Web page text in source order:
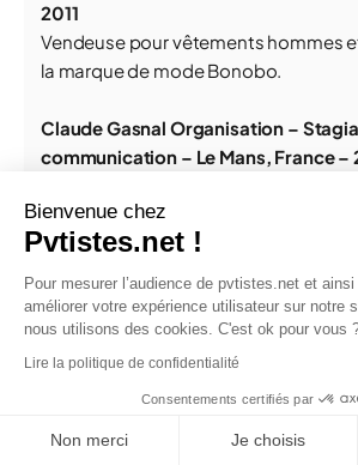
2011
Vendeuse pour vêtements hommes
la marque de mode Bonobo.
Claude Gasnal Organisation –
communication – Le Mans, France –
les 24H du Mans, et les 24H Vélo.
Bouillants #5 – Chargée de
sur Seiche, France – 2013
Evènement d’art numérique : relations
partenariats médias, gestion du plan
budget de communication, création
Bienvenue chez
Pvtistes.net !
Pour mesurer l’audience de pvtistes.net et ainsi
améliorer votre expérience utilisateur sur notre
nous utilisons des cookies. C'est ok pour vous
Lire la politique de confidentialité
Consentements certifiés par
Non merci Je choisis